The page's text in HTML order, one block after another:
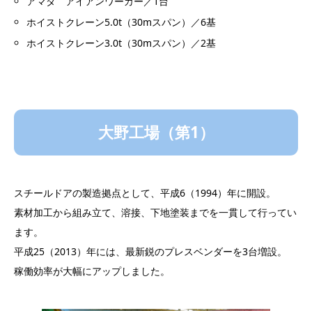
ホイストクレーン5.0t（30mスパン）／6基
ホイストクレーン3.0t（30mスパン）／2基
大野工場（第1）
スチールドアの製造拠点として、平成6（1994）年に開設。
素材加工から組み立て、溶接、下地塗装までを一貫して行ってい
ます。
平成25（2013）年には、最新鋭のプレスベンダーを3台増設。
稼働効率が大幅にアップしました。